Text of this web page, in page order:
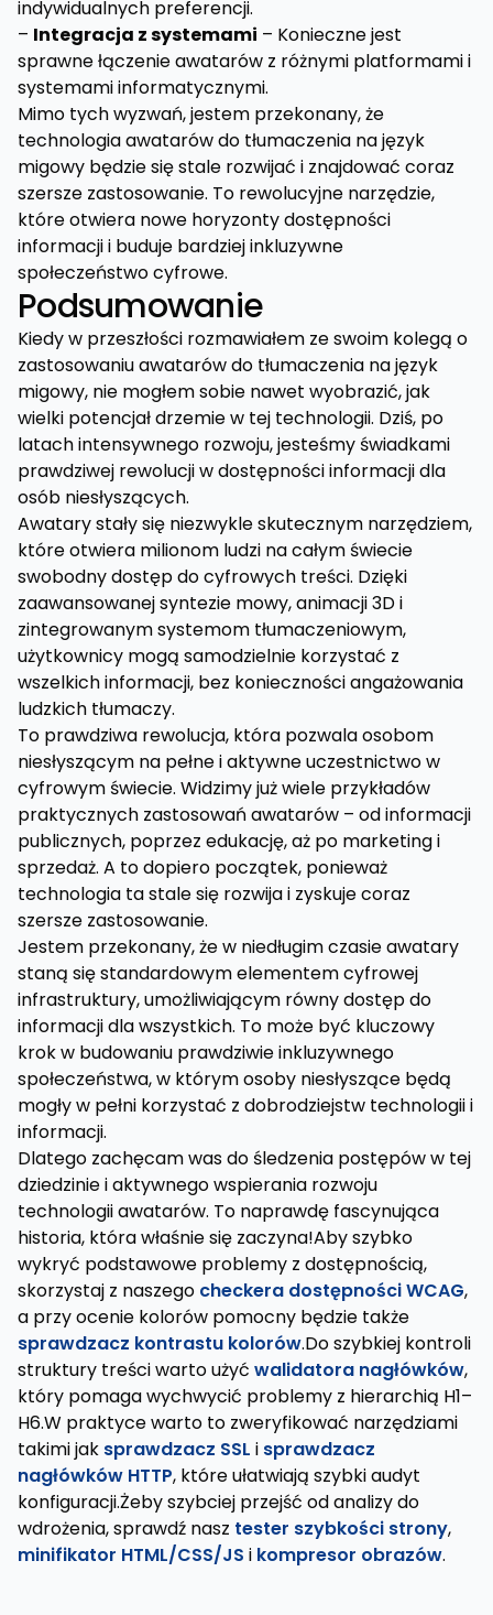
indywidualnych preferencji.
– Integracja z systemami – Konieczne jest
sprawne łączenie awatarów z różnymi platformami i
systemami informatycznymi.
Mimo tych wyzwań, jestem przekonany, że
technologia awatarów do tłumaczenia na język
migowy będzie się stale rozwijać i znajdować coraz
szersze zastosowanie. To rewolucyjne narzędzie,
które otwiera nowe horyzonty dostępności
informacji i buduje bardziej inkluzywne
społeczeństwo cyfrowe.
Podsumowanie
Kiedy w przeszłości rozmawiałem ze swoim kolegą o
zastosowaniu awatarów do tłumaczenia na język
migowy, nie mogłem sobie nawet wyobrazić, jak
wielki potencjał drzemie w tej technologii. Dziś, po
latach intensywnego rozwoju, jesteśmy świadkami
prawdziwej rewolucji w dostępności informacji dla
osób niesłyszących.
Awatary stały się niezwykle skutecznym narzędziem,
które otwiera milionom ludzi na całym świecie
swobodny dostęp do cyfrowych treści. Dzięki
zaawansowanej syntezie mowy, animacji 3D i
zintegrowanym systemom tłumaczeniowym,
użytkownicy mogą samodzielnie korzystać z
wszelkich informacji, bez konieczności angażowania
ludzkich tłumaczy.
To prawdziwa rewolucja, która pozwala osobom
niesłyszącym na pełne i aktywne uczestnictwo w
cyfrowym świecie. Widzimy już wiele przykładów
praktycznych zastosowań awatarów – od informacji
publicznych, poprzez edukację, aż po marketing i
sprzedaż. A to dopiero początek, ponieważ
technologia ta stale się rozwija i zyskuje coraz
szersze zastosowanie.
Jestem przekonany, że w niedługim czasie awatary
staną się standardowym elementem cyfrowej
infrastruktury, umożliwiającym równy dostęp do
informacji dla wszystkich. To może być kluczowy
krok w budowaniu prawdziwie inkluzywnego
społeczeństwa, w którym osoby niesłyszące będą
mogły w pełni korzystać z dobrodziejstw technologii i
informacji.
Dlatego zachęcam was do śledzenia postępów w tej
dziedzinie i aktywnego wspierania rozwoju
technologii awatarów. To naprawdę fascynująca
historia, która właśnie się zaczyna!Aby szybko
wykryć podstawowe problemy z dostępnością,
skorzystaj z naszego checkera dostępności WCAG,
a przy ocenie kolorów pomocny będzie także
sprawdzacz kontrastu kolorów.Do szybkiej kontroli
struktury treści warto użyć walidatora nagłówków,
który pomaga wychwycić problemy z hierarchią H1–
H6.W praktyce warto to zweryfikować narzędziami
takimi jak sprawdzacz SSL i sprawdzacz
nagłówków HTTP, które ułatwiają szybki audyt
konfiguracji.Żeby szybciej przejść od analizy do
wdrożenia, sprawdź nasz tester szybkości strony,
minifikator HTML/CSS/JS i kompresor obrazów.